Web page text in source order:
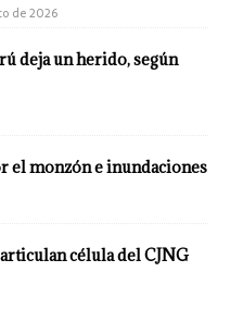
de 2026
deja un herido, según
el monzón e inundaciones
célula del CJNG